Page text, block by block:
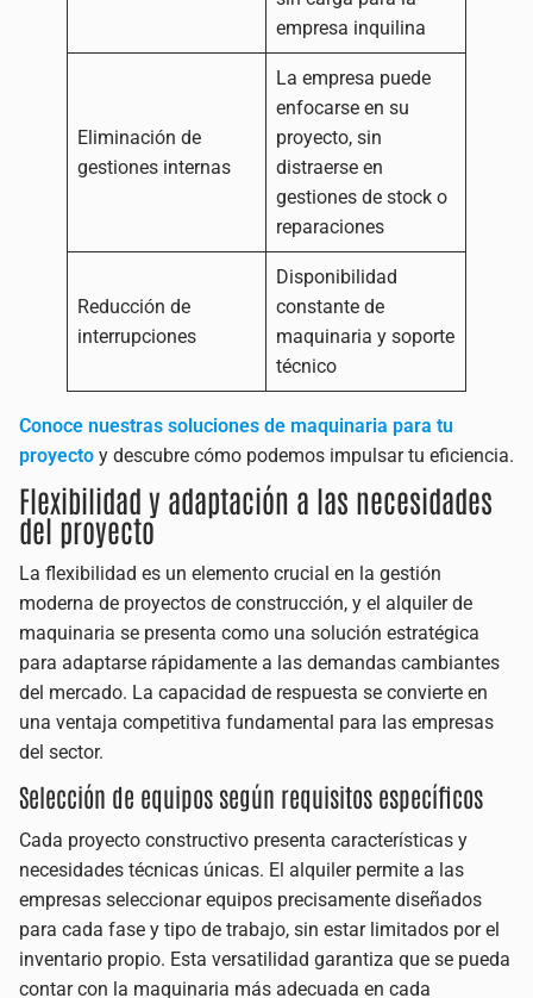
empresa inquilina
Eliminación de
gestiones internas
La empresa puede
enfocarse en su
proyecto, sin
distraerse en
gestiones de stock o
reparaciones
Reducción de
interrupciones
Disponibilidad
constante de
maquinaria y soporte
técnico
Conoce nuestras soluciones de maquinaria para tu
proyecto y descubre cómo podemos impulsar tu eficiencia.
Flexibilidad y adaptación a las necesidades
del proyecto
La flexibilidad es un elemento crucial en la gestión
moderna de proyectos de construcción, y el alquiler de
maquinaria se presenta como una solución estratégica
para adaptarse rápidamente a las demandas cambiantes
del mercado. La capacidad de respuesta se convierte en
una ventaja competitiva fundamental para las empresas
del sector.
Selección de equipos según requisitos específicos
Cada proyecto constructivo presenta características y
necesidades técnicas únicas. El alquiler permite a las
empresas seleccionar equipos precisamente diseñados
para cada fase y tipo de trabajo, sin estar limitados por el
inventario propio. Esta versatilidad garantiza que se pueda
contar con la maquinaria más adecuada en cada